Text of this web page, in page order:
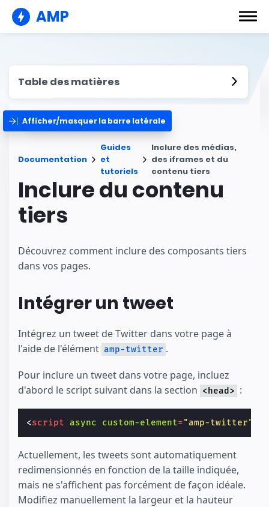
AMP
Table des matières
Afficher/masquer la barre latérale
Documentation
Guides
et
tutoriels
Inclure des médias,
des iframes et du
contenu tiers
Inclure du contenu
tiers
Découvrez comment inclure des composants tiers
dans vos pages.
Intégrer un tweet
Intégrez un tweet de Twitter dans votre page à
l'aide de l'élément amp-twitter .
Pour inclure un tweet dans votre page, incluez
d'abord le script suivant dans la section <head> :
<script async custom-element="amp-twitter"
Actuellement, les tweets sont automatiquement
redimensionnés en fonction de la taille indiquée,
mais ne s'affichent pas forcément de façon idéale.
Modifiez manuellement la largeur et la hauteur